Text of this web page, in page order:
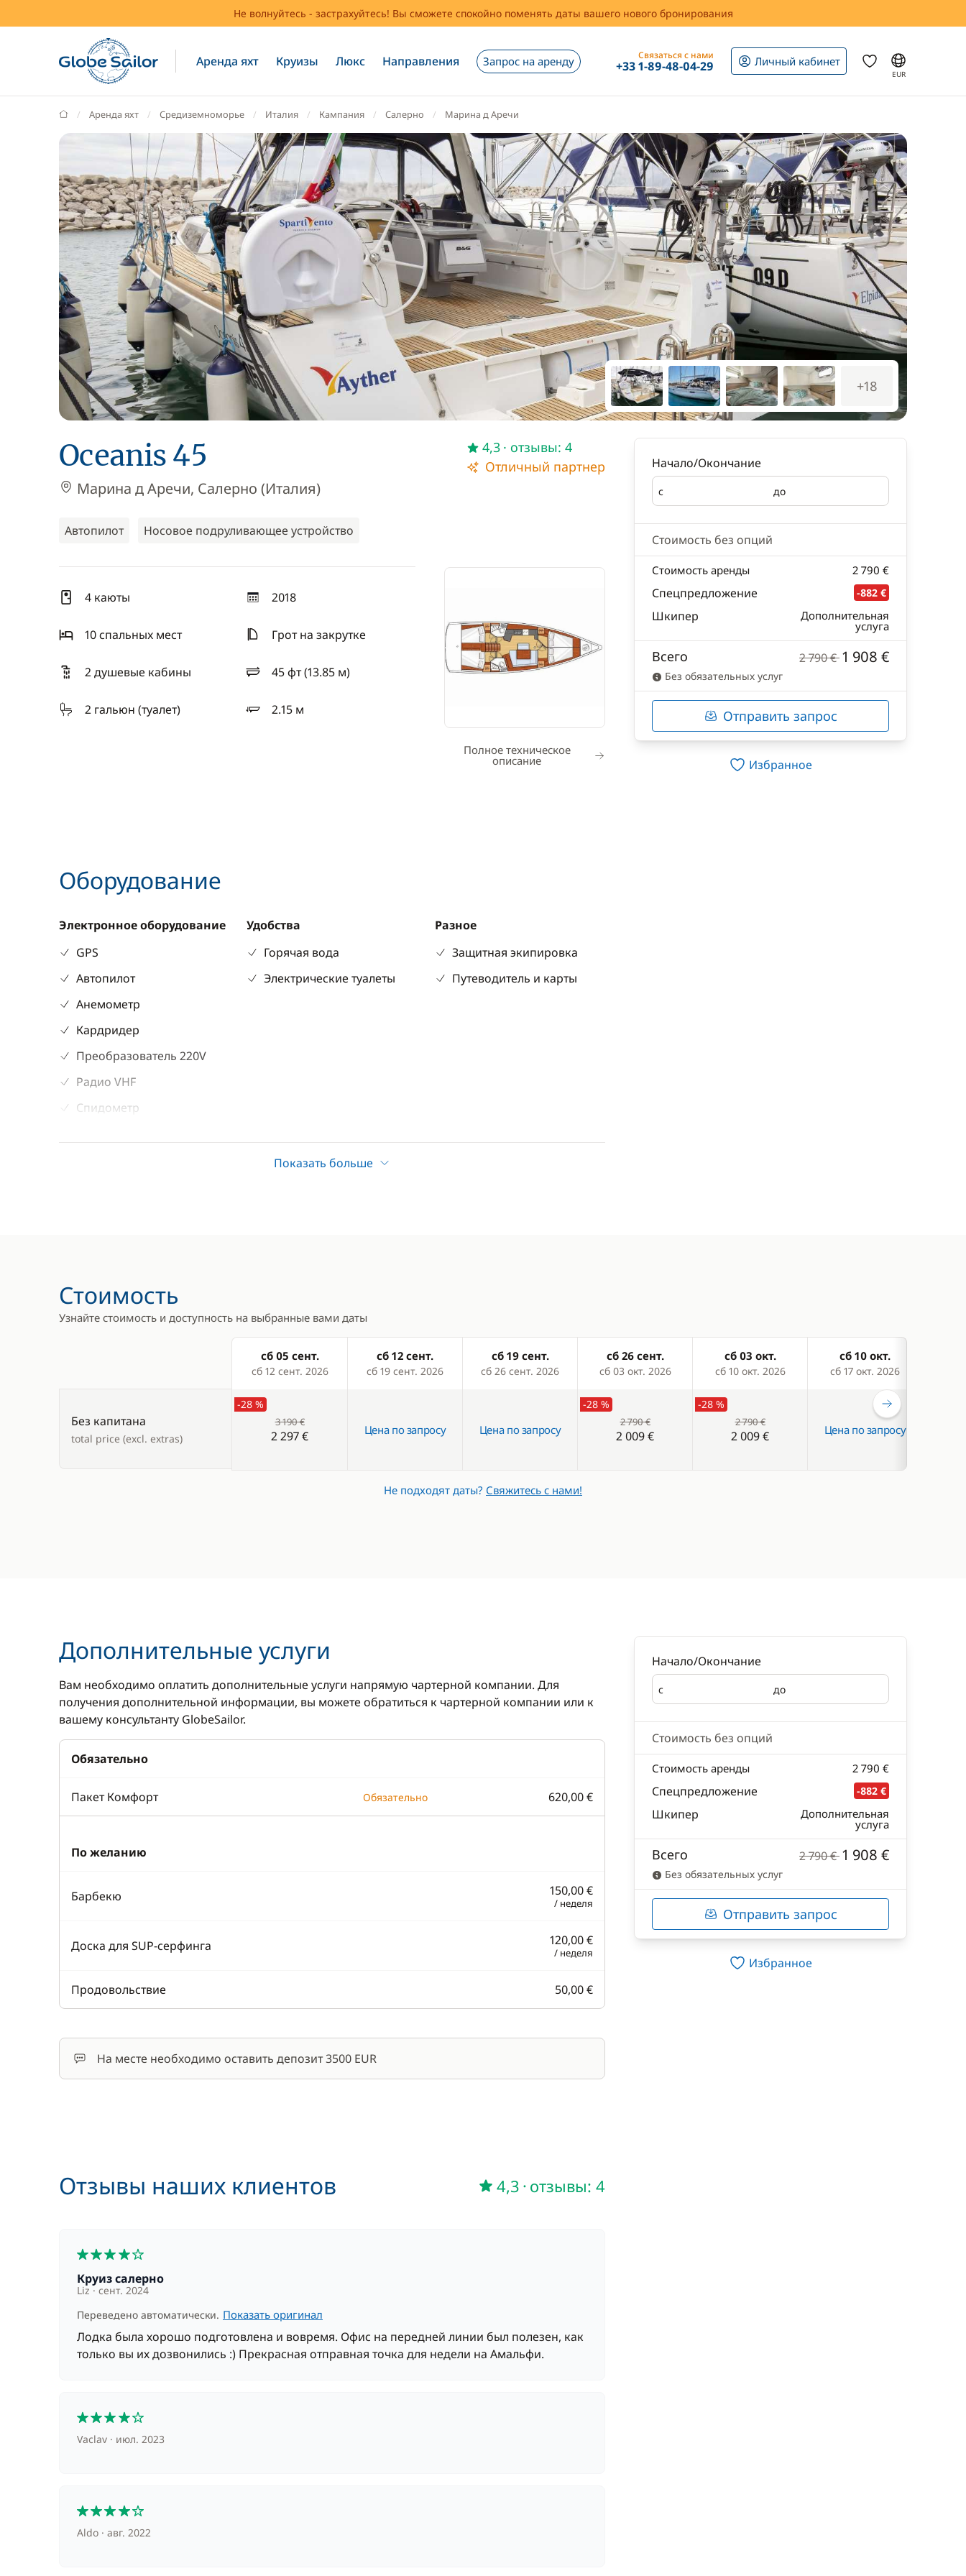
Не волнуйтесь - застрахуйтесь! Вы сможете спокойно поменять даты вашего нового бронирования
Аренда яхт Круизы Люкс Направления Запрос на аренду Связаться с нами
+33 1-89-48-04-29 Личный кабинет
EUR
GlobeSailor
Аренда яхт Средиземноморье Италия Кампания Салерно Марина д Аречи
+18
Oceanis 45
Марина д Аречи, Салерно (Италия)
Автопилот Носовое подруливающее устройство
4,3 · отзывы: 4
Отличный партнер
4 каюты 2018
год
10 спальныx мест
Грот на закрутке
2 душевые кабины 45 фт (13.85 м)
длина
2 гальюн (туалет)
2.15 м
осадка
Полное техническое
описание
Оборудование
Электронное оборудование
GPS
Автопилот
Анемометр
Кардридер
Преобразователь 220V
Радио VHF
Спидометр
Удобства
Горячая вода
Электрические туалеты
Разное
Защитная экипировка
Путеводитель и карты
Носовое подруливающее
Электрическая лебёдка
Показать больше
Начало/Окончание
с
Начало до
Окончание
Стоимость без опций
Стоимость аренды 2 790 €
Спецпредложение -882 €
Шкипер Дополнительная
услуга
Всего 2 790 €1 908 €
Без обязательных услуг
Отправить запрос
Избранное
Стоимость
Узнайте стоимость и доступность на выбранные вами даты
Products
сб 05 сент.
сб 12 сент. 2026
сб 12 сент.
сб 19 сент. 2026
сб 19 сент.
сб 26 сент. 2026
сб 26 сент.
сб 03 окт. 2026
сб 03 окт.
сб 10 окт. 2026
сб 10 окт.
сб 17 окт. 2026
Без капитана
total price (excl. extras)
-28 %
3 190 €
2 297 € Цена по запросу Цена по запросу
-28 %
2 790 €
2 009 €
-28 %
2 790 €
2 009 € Цена по запросу
Не подходят даты? Свяжитесь с нами!
Дополнительные услуги
Вам необходимо оплатить дополнительные услуги напрямую чартерной компании. Для
получения дополнительной информации, вы можете обратиться к чартерной компании или к
вашему консультанту GlobeSailor.
Обязательно
Пакет Комфорт Обязательно 620,00 €
По желанию
Барбекю 150,00 €
/ неделя
Доска для SUP-серфинга 120,00 €
/ неделя
Продовольствие 50,00 €
На месте необходимо оставить депозит 3500 EUR
Отзывы наших клиентов 4,3 · отзывы: 4
Круиз салерно
Liz сент. 2024
Переведено автоматически. Показать оригинал
Лодка была хорошо подготовлена и вовремя. Офис на передней линии был полезен, как
только вы их дозвонились :) Прекрасная отправная точка для недели на Амальфи.
Vaclav июл. 2023
Aldo авг. 2022
Начало/Окончание
с
Начало до
Окончание
Стоимость без опций
Стоимость аренды 2 790 €
Спецпредложение -882 €
Шкипер Дополнительная
услуга
Всего 2 790 €1 908 €
Без обязательных услуг
Отправить запрос
Избранное